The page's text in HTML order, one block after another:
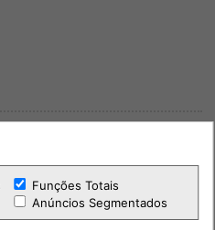
PUB
Funções Totais
Anúncios Segmentados